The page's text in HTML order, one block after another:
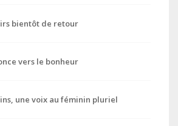
bientôt de retour
vers le bonheur
une voix au féminin pluriel